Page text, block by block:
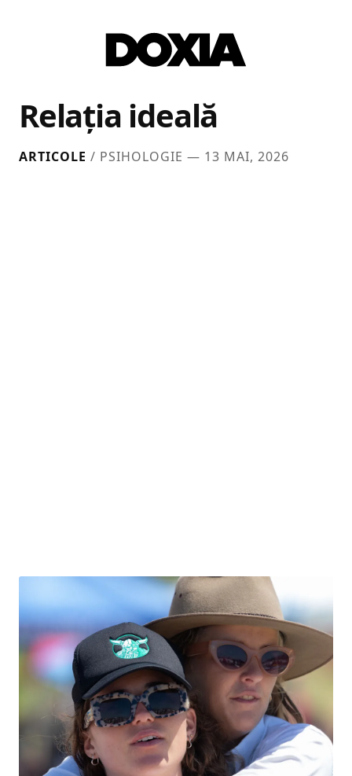
Relația ideală
ARTICOLE / PSIHOLOGIE — 13 MAI, 2026